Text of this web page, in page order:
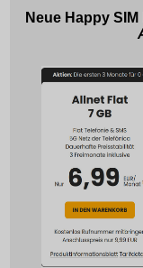
Neue Happy SIM